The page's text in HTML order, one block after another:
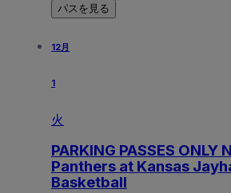
パスを見る
12月
1
火
PARKING PASSES
Panthers at Kansas
Basketball